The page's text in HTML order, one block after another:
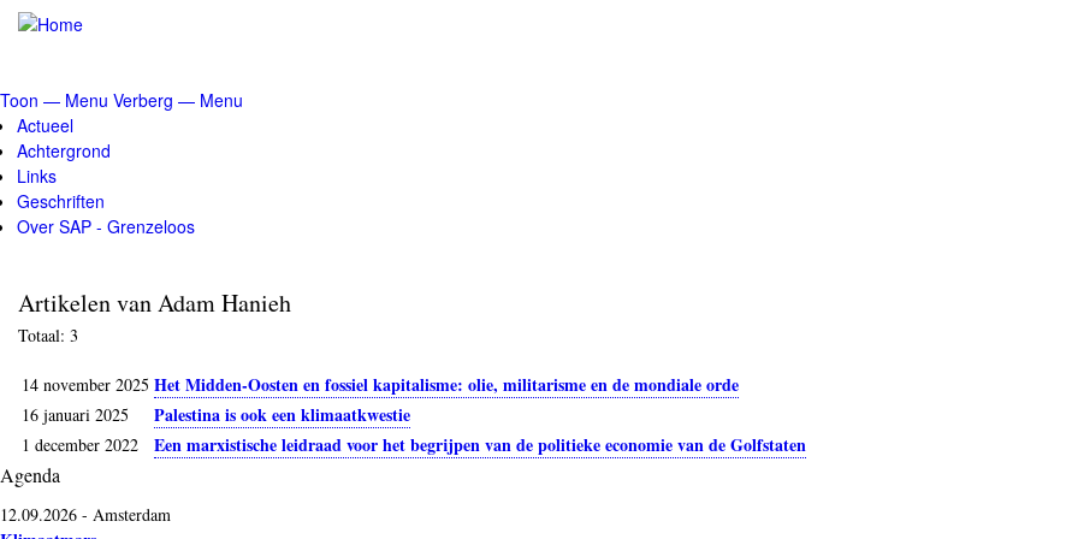
Overslaan
de
inhoud
gaan
Menu
Toon — Menu Verberg — Menu
Actueel
Achtergrond
Links
Geschriften
Over SAP - Grenzeloos
Artikelen van Adam Hanieh
Totaal: 3
14 november 2025 Het Midden-Oosten en fossiel kapitalisme: olie, militarisme en de mondiale orde
16 januari 2025 Palestina is ook een klimaatkwestie
1 december 2022
Een marxistische leidraad voor het begrijpen van de politieke economie van de Golfstaten
Agenda
12.09.2026 - Amsterdam